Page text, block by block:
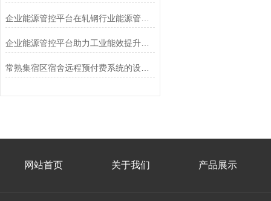
企业能源管控平台助力工业能效提升行动计划
常熟集宿区宿舍远程预付费系统的设计与应用
网站首页 关于我们 产品展示